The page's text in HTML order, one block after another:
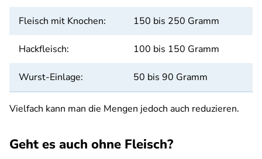
Fleisch mit Knochen: 150 bis 250 Gramm
Hackfleisch: 100 bis 150 Gramm
Wurst-Einlage: 50 bis 90 Gramm
Vielfach kann man die Mengen jedoch auch reduzieren.
Geht es auch ohne Fleisch?